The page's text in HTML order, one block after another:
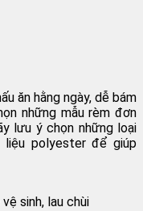
ăn hằng ngày, dễ bám
những mẫu rèm đơn
lưu ý chọn những loại
liệu polyester để giúp
sinh, lau chùi